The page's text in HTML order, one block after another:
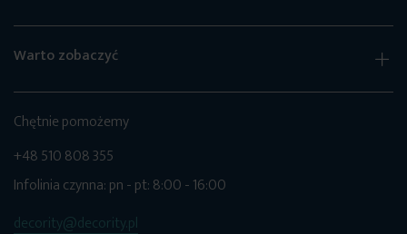
Warto zobaczyć
Chętnie pomożemy
+48 510 808 355
Infolinia czynna: pn - pt: 8:00 - 16:00
decority@decority.pl